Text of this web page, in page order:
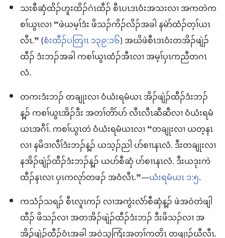
သးစီဆှံထိၣ်ဟူးထိၣ်ဂဲၤထီၣ် စီၤပၤဒၤဝံးအသးလၢ အကတဲက
စၢ်ယွၤလၢ “ဖဲယမ့ၢ်ဒံး ဖိသၣ်ကိၣ်လိၣ်အခါ နမဲာ်ထံၣ်တ့ၢ်ယၤ
လီၤ.” (စံးထီၣ်ပတြၢၤ ၁၃၉:၁၆) အဃိဖဲစီၤဒၤဝံးတအိၣ်ဖျဲၣ်
ထီၣ် ဒံးဘၣ်အခါ ကစၢ်ယွၤထံၣ်အီၤလၢ အမ့ၢ်ပှၤကညီတဂၤ
လံ.
တကးဒံးဘၣ် တချုးလၢ ဝံယံးရမံယၤ အိၣ်ဖျဲၣ်ထီၣ်ဒံးဘၣ်
န့ၣ် ကစၢ်ယွၤအိၣ်ဒီး အတၢ်တိာ်ပာ် လီၤလီၤဆီဆီလၢ ဝံယံးရမံ
ယၤအဂီၢ်. ကစၢ်ယွၤတဲ ဝံယံးရမံယၤလၢ “တချုးလၢ ယတ့နၤ
လၢ နမိဒၢလီၢ်ဒံးဘၣ်န့ၣ် ယသ့ၣ်ညါ ပာ်စၢၤနၤလံ. ဒီးတချုးလၢ
နအိၣ်ဖျဲၣ်ထီၣ်ဒံးဘၣ်န့ၣ် ယပာ်စီဆှံ ပာ်စၢၤနၤလံ. ဒီးယဒုးကဲ
ထီၣ်နၤလၢ ပှၤကလုာ်တဖၣ် အဝံလီၤ.”—ယံးရမံယၤ ၁:၅.
ကသံၣ်သရၣ် စီၤလူၤကၣ် လၢအကွဲးလံာ်စီဆှံန့ၣ် ဖဲအဝဲတဲဖျါ
ထီၣ် ဖိသၣ်လၢ အတအိၣ်ဖျဲၣ်ထီၣ်ဒံးဘၣ် ဒီးဖိသၣ်လၢ အ